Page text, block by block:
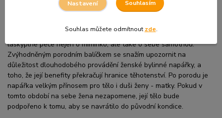
šestinedělím na své těhotenství a porod. Přeji si, aby si nepřestaly
věnovat pozornost ve chvílích, kdy porodily své děti, a kdy přes
ženě velmi přeji, aby její šestinedělí bylo plné radosti, zdraví a
láskyplné péče nejen o miminko, ale také o sebe samotnou.
Zvýhodněným porodním balíčkem se snažím upozornit na
důležitost dlouhodobého provádění ženské bylinné napářky, a
toho, že její benefity překračují hranice těhotenství. Po porodu je
napářka velkým přínosem pro tělo i duši ženy - matky. Pokud v
tomto období na sebe žena nezapomene, její tělo bude
podpořeno k tomu, aby se navrátilo do původní kondice.
Nastavení Souhlasím
Souhlas můžete odmítnout zde.